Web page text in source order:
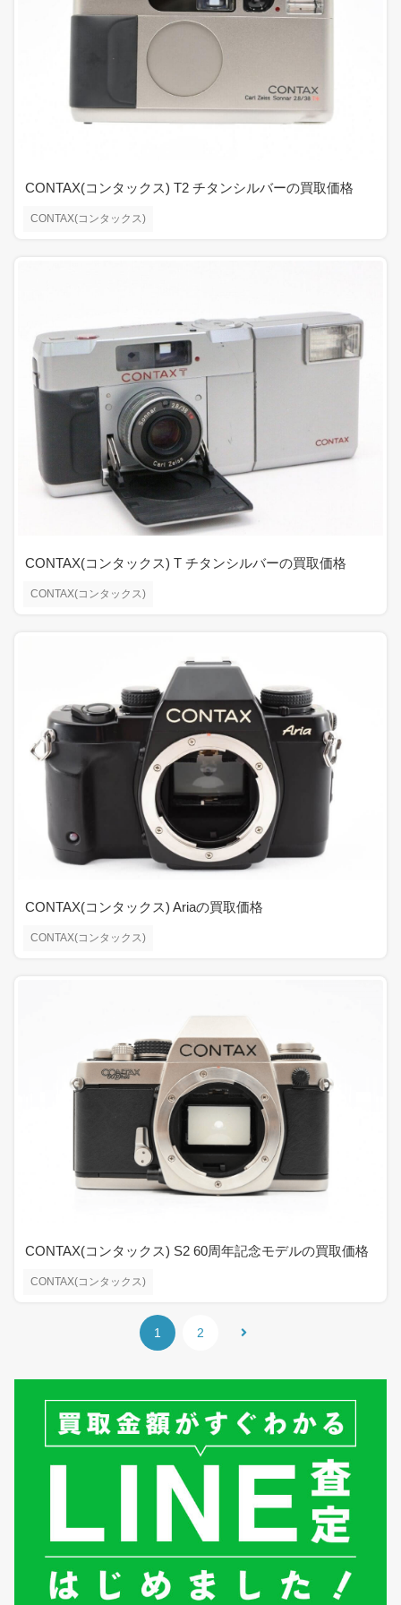
CONTAX(コンタックス)
CONTAX(コンタックス) T2 チタンシルバーの買取価格
CONTAX(コンタックス)
CONTAX(コンタックス) T チタンシルバーの買取価格
CONTAX(コンタックス)
CONTAX(コンタックス) Ariaの買取価格
CONTAX(コンタックス)
CONTAX(コンタックス) S2 60周年記念モデルの買取価格
1 2